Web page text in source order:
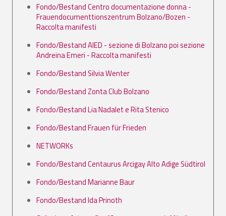
Fondo/Bestand Centro documentazione donna -
Frauendocumenttionszentrum Bolzano/Bozen -
Raccolta manifesti
Fondo/Bestand AIED - sezione di Bolzano poi sezione
Andreina Emeri - Raccolta manifesti
Fondo/Bestand Silvia Wenter
Fondo/Bestand Zonta Club Bolzano
Fondo/Bestand Lia Nadalet e Rita Stenico
Fondo/Bestand Frauen für Frieden
NETWORKs
Fondo/Bestand Centaurus Arcigay Alto Adige Südtirol
Fondo/Bestand Marianne Baur
Fondo/Bestand Ida Prinoth